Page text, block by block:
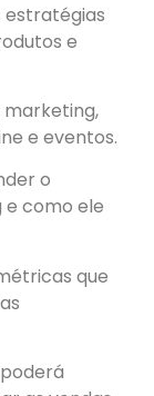
estratégias
e
marketing,
e eventos.
o
como ele
que